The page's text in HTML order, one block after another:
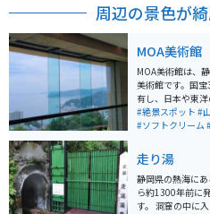
周辺の景色が
MOA美術館
MOA美術館は、
美術館です。国
有し、日本や東
白梅図屏風」や
す。美術館内には
の海を一望でき、
レストランでは地
す。アクセスも
あります。
#絶景スポット #
#ソフトクリーム
走り湯
静岡県の熱海に
ら約1300年前に
す。 洞窟の中に